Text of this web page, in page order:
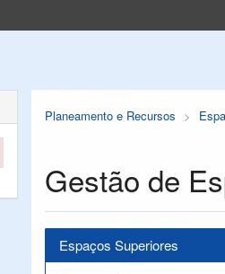
Planeamento e Recursos
Gestão de
Espaços Superiores